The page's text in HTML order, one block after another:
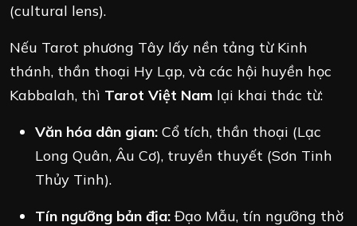
(cultural lens).
Nếu Tarot phương Tây lấy nền tảng từ Kinh
thánh, thần thoại Hy Lạp, và các hội huyền học
Kabbalah, thì Tarot Việt Nam lại khai thác từ:
Văn hóa dân gian: Cổ tích, thần thoại (Lạc
Long Quân, Âu Cơ), truyền thuyết (Sơn Tinh
Thủy Tinh).
Tín ngưỡng bản địa: Đạo Mẫu, tín ngưỡng thờ